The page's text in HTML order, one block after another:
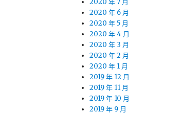
2020 年 7 月
2020 年 6 月
2020 年 5 月
2020 年 4 月
2020 年 3 月
2020 年 2 月
2020 年 1 月
2019 年 12 月
2019 年 11 月
2019 年 10 月
2019 年 9 月